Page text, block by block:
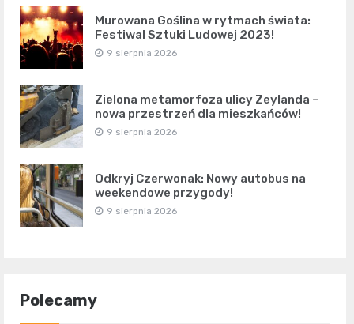
Murowana Goślina w rytmach świata:
Festiwal Sztuki Ludowej 2023!
9 sierpnia 2026
Zielona metamorfoza ulicy Zeylanda –
nowa przestrzeń dla mieszkańców!
9 sierpnia 2026
Odkryj Czerwonak: Nowy autobus na
weekendowe przygody!
9 sierpnia 2026
Polecamy